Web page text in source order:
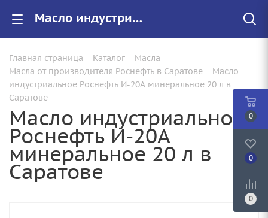
Масло индустриальное Роснефть И-20А минеральное 20 л купить от руб. в Саратове
Главная страница - Каталог - Масла -
Масла от производителя Роснефть в Саратове - Масло
индустриальное Роснефть И-20А минеральное 20 л в
Саратове
Масло индустриальное
Роснефть И-20А
минеральное 20 л в
Саратове
0
0
0